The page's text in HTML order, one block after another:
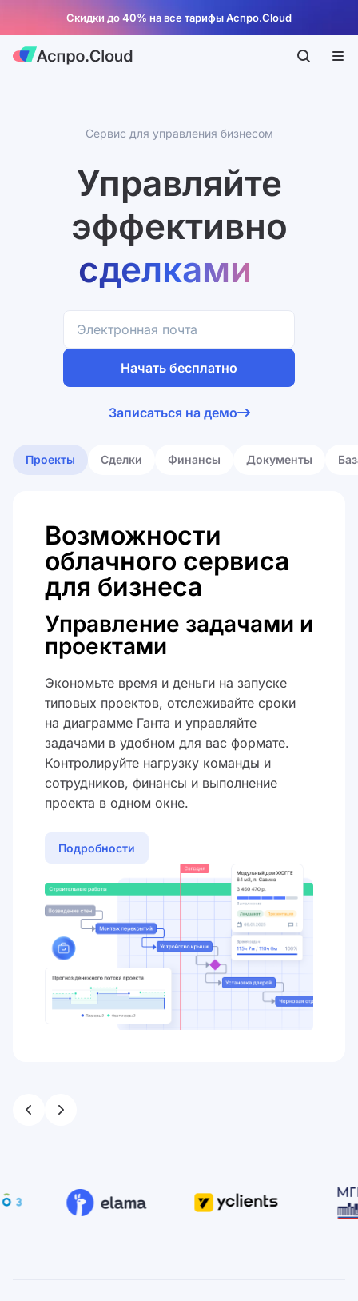
Скидки до 40% на все тарифы Аспро.Cloud
Сервис для управления бизнесом
Управляйте
эффективно
компанией
проектами
финансами
сделками
Начать бесплатно
соглашение
персональных данных
Записаться на демо
Проекты Сделки Финансы Документы
Возможности
облачного сервиса
для бизнеса
Управление задачами и
проектами
Экономьте время и деньги на запуске
типовых проектов, отслеживайте сроки
на диаграмме Ганта и управляйте
задачами в удобном для вас формате.
Контролируйте нагрузку команды и
сотрудников, финансы и выполнение
проекта в одном окне.
Подробности